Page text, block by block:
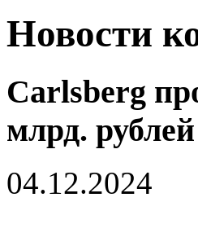
Новости
Carlsberg
млрд. рублей
04.12.2024